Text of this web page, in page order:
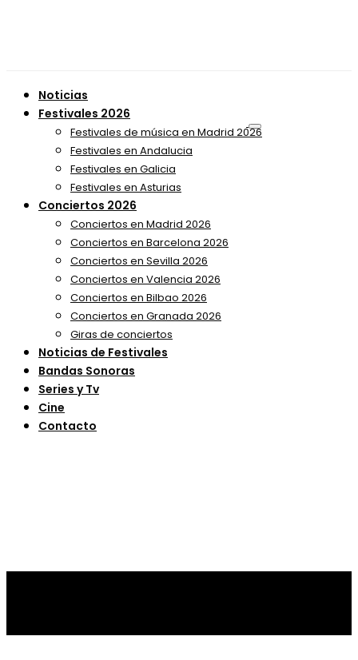
Noticias
Festivales 2026
Festivales de música en Madrid 2026
Festivales en Andalucia
Festivales en Galicia
Festivales en Asturias
Conciertos 2026
Conciertos en Madrid 2026
Conciertos en Barcelona 2026
Conciertos en Sevilla 2026
Conciertos en Valencia 2026
Conciertos en Bilbao 2026
Conciertos en Granada 2026
Giras de conciertos
Noticias de Festivales
Bandas Sonoras
Series y Tv
Cine
Contacto